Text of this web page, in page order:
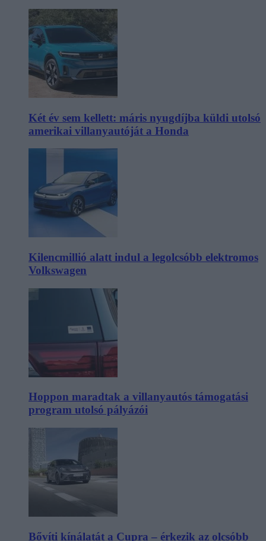
Két év sem kellett: máris nyugdíjba küldi utolsó
amerikai villanyautóját a Honda
Kilencmillió alatt indul a legolcsóbb elektromos
Volkswagen
Hoppon maradtak a villanyautós támogatási
program utolsó pályázói
Bővíti kínálatát a Cupra – érkezik az olcsóbb